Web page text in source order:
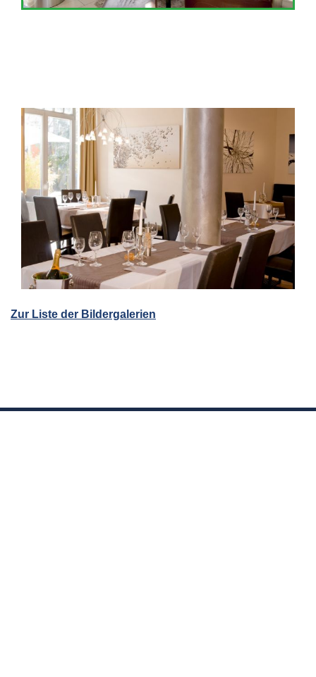
Zur Liste der Bildergalerien